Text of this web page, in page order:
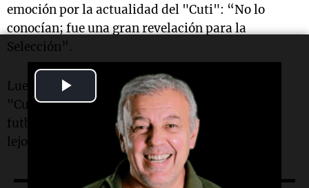
Video
emoción por la actualidad del "Cuti": “No lo
conocían; fue una gran revelación para la
Selección”.
Luego de militar en Genoa y Atalanta de Italia,
"Cuti" sigue a paso firme por un crecimiento
futbolístico que parece tener el techo aún muy
lejos.